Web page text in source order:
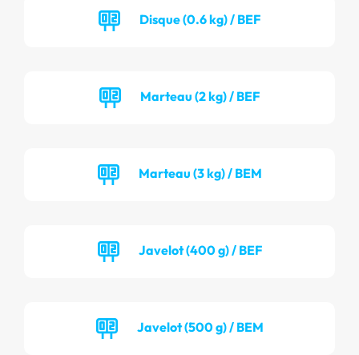
Disque (0.6 kg) / BEF
Marteau (2 kg) / BEF
Marteau (3 kg) / BEM
Javelot (400 g) / BEF
Javelot (500 g) / BEM